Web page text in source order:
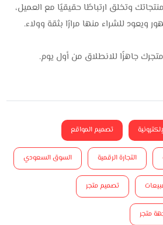
وتخلق ارتباطًا حقيقيًا مع العميل،
ويعود للشراء منها مرارًا بثقة وولاء.
جاهزًا للانطلاق من أول يوم.
تصميم المواقع
التجارة الرقمية السوق السعودي
تصميم متجر
متجر